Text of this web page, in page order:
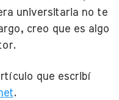
universitaria no te
creo que es algo
que escribí
.